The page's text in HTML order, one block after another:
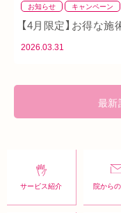
お知らせ キャンペーン
【4月限定】お得な
2026.03.31
最新
サービス紹介 院から